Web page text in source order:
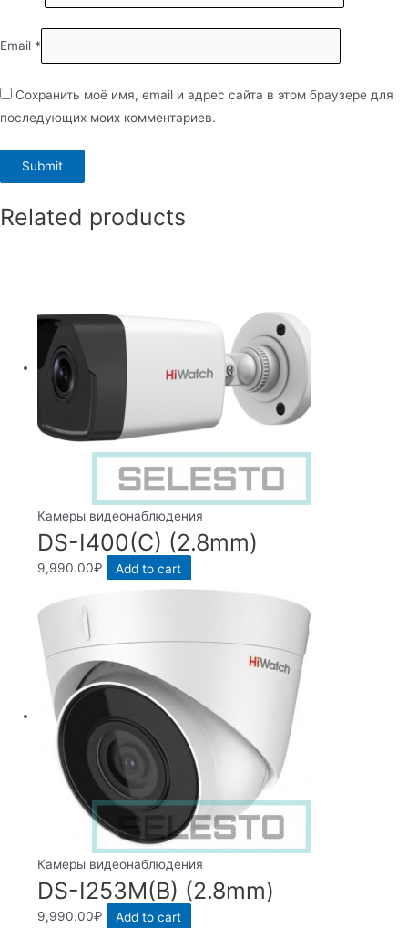
Email *
Сохранить моё имя, email и адрес сайта в этом браузере для
последующих моих комментариев.
Related products
Камеры видеонаблюдения
DS-I400(C) (2.8mm)
9,990.00₽ Add to cart
Камеры видеонаблюдения
DS-I253M(B) (2.8mm)
9,990.00₽ Add to cart